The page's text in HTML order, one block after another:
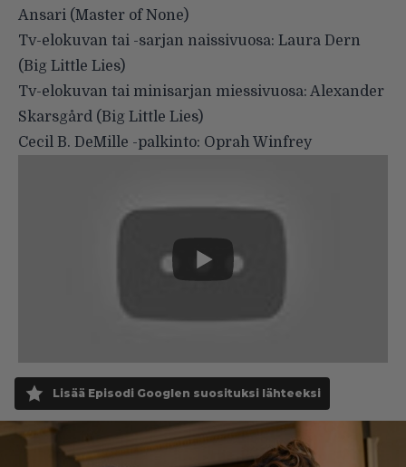
Ansari (Master of None)
Tv-elokuvan tai -sarjan naissivuosa: Laura Dern
(Big Little Lies)
Tv-elokuvan tai minisarjan miessivuosa: Alexander
Skarsgård (Big Little Lies)
Cecil B. DeMille -palkinto: Oprah Winfrey
Lisää Episodi Googlen suosituksi lähteeksi